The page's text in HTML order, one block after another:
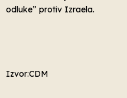
odluke” protiv Izraela.
Izvor:CDM